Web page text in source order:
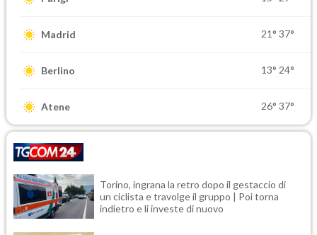
Madrid 21° 37°
Berlino 13° 24°
Atene 26° 37°
Torino, ingrana la retro dopo il gestaccio di
un ciclista e travolge il gruppo | Poi torna
indietro e li investe di nuovo